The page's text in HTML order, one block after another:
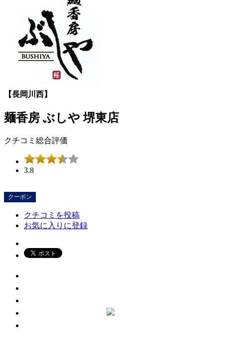
【長岡川西】
麺香房 ぶしや 堺東店
クチコミ総合評価
3.8
クーポン
クチコミを投稿
お気に入りに登録